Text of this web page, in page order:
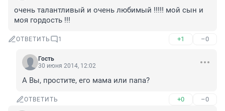
очень талантливый и очень любимый !!!!! мой сын и
моя гордость !!!
ОТВЕТИТЬ 1 +1 –0
Гость
30 июня 2014, 12:02
А Вы, простите, его мама или папа?
ОТВЕТИТЬ +0 –0